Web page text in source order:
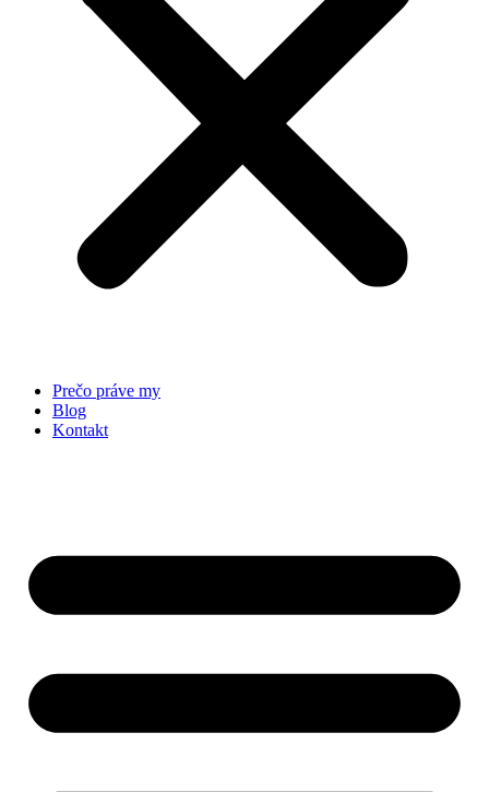
Prečo práve my
Blog
Kontakt